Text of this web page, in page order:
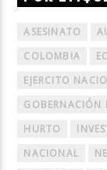
ASESINATO
COLOMBIA
EJERCITO
GOBERNACIÓN
HURTO
NACIONAL